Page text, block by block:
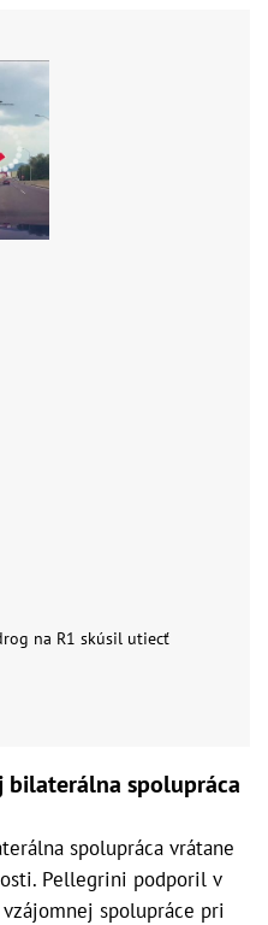
na R1 skúsil utiecť
bilaterálna spolupráca
spolupráca vrátane
Pellegrini podporil v
spolupráce pri